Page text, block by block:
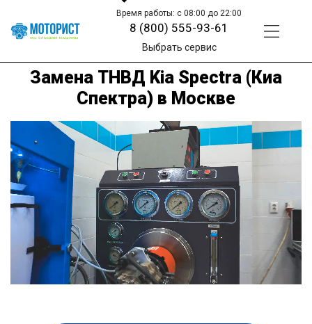
Время работы: с 08:00 до 22:00
8 (800) 555-93-61
Выбрать сервис
Замена ТНВД Kia Spectra (Киа
Спектра) в Москве